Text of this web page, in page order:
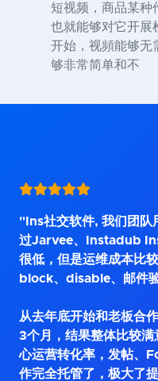
短视频，商品某种
也就能够对它开展
开始，视頻能够无
够非常简单和不
"Ins社交软件, 我们团队
过Jarvee、Instadub
很低，但是运维成本比
block、disable、邮件
从去年底开始和老板合
3个月，结果整体比较
心运营转化率，发帖、
作完全托管了，极大了